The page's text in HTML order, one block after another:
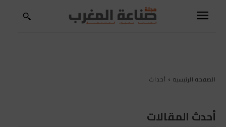
الصفحة الرئيسية أحداث
أحدث المقالات